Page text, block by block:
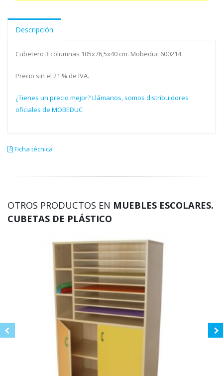
Descripción
Cubetero 3 columnas 105x76,5x40 cm. Mobeduc 600214
Precio sin el 21 % de IVA.
¿Tienes un precio mejor? Llámanos, somos distribuidores
oficiales de MOBEDUC
Ficha técnica
OTROS PRODUCTOS EN MUEBLES ESCOLARES.
CUBETAS DE PLÁSTICO